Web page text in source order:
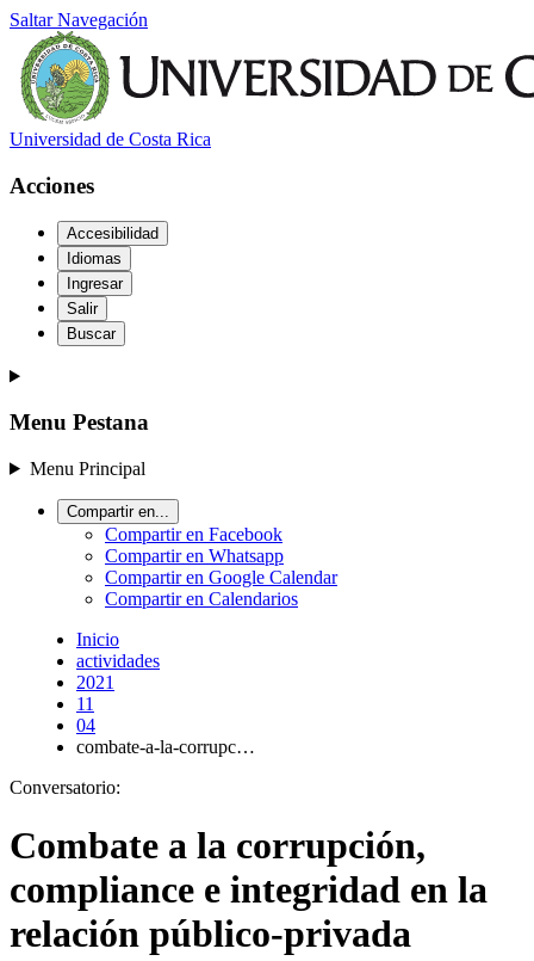
Saltar Navegación
Universidad de Costa Rica
Acciones
Accesibilidad
Idiomas
Ingresar
Salir
Buscar
Menu Pestana
Menu Principal
Compartir en...
Compartir en Facebook
Compartir en Whatsapp
Compartir en Google Calendar
Compartir en Calendarios
Inicio
actividades
2021
11
04
combate-a-la-corrupc…
Conversatorio:
Combate a la corrupción,
compliance e integridad en la
relación público-privada